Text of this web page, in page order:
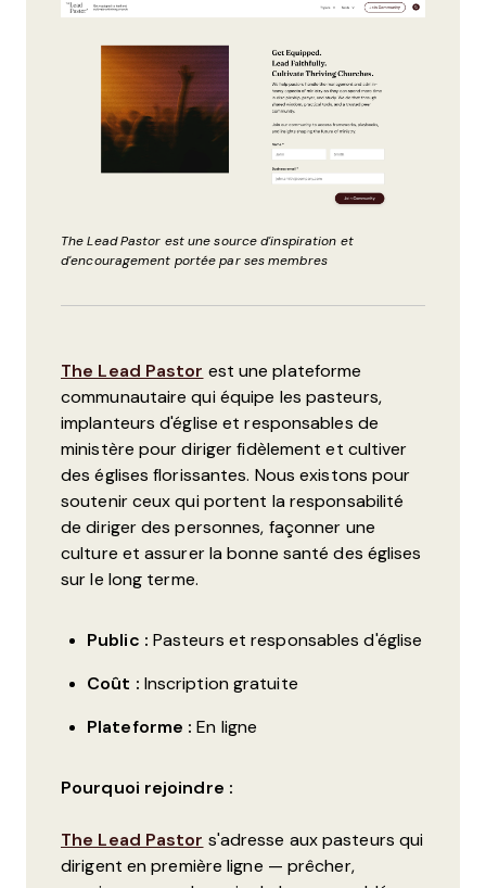
The Lead Pastor est une source d'inspiration et
d'encouragement portée par ses membres
The Lead Pastor est une plateforme
communautaire qui équipe les pasteurs,
implanteurs d'église et responsables de
ministère pour diriger fidèlement et cultiver
des églises florissantes. Nous existons pour
soutenir ceux qui portent la responsabilité
de diriger des personnes, façonner une
culture et assurer la bonne santé des églises
sur le long terme.
Public : Pasteurs et responsables d'église
Coût : Inscription gratuite
Plateforme : En ligne
Pourquoi rejoindre :
The Lead Pastor s'adresse aux pasteurs qui
dirigent en première ligne — prêcher,